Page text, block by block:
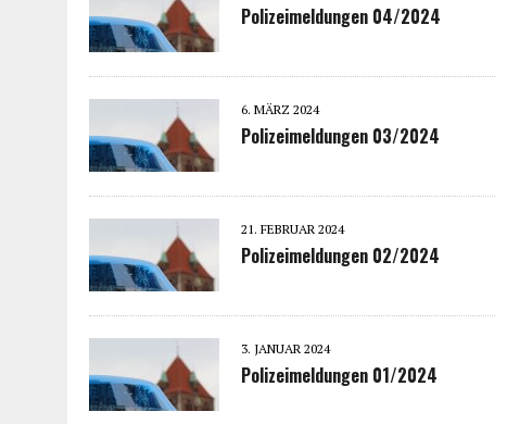
Polizeimeldungen 04/2024
6. MÄRZ 2024
Polizeimeldungen 03/2024
21. FEBRUAR 2024
Polizeimeldungen 02/2024
3. JANUAR 2024
Polizeimeldungen 01/2024